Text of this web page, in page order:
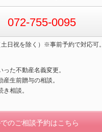
072-755-0095
日祝を除く）※事前予約で対応可。
た不動産名義変更。
生前贈与の相談。
相談。
でのご相談予約はこちら